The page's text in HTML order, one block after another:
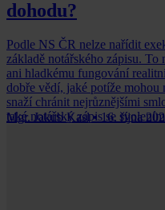
dohodu?
Podle NS ČR nelze nařídit
základě notářského zápisu.
ani hladkému fungování
dobře vědí, jaké potíže mohou
snaží chránit nejrůznějšími
také notářský zápis se
Mgr. Jakub Kasl • 16. října